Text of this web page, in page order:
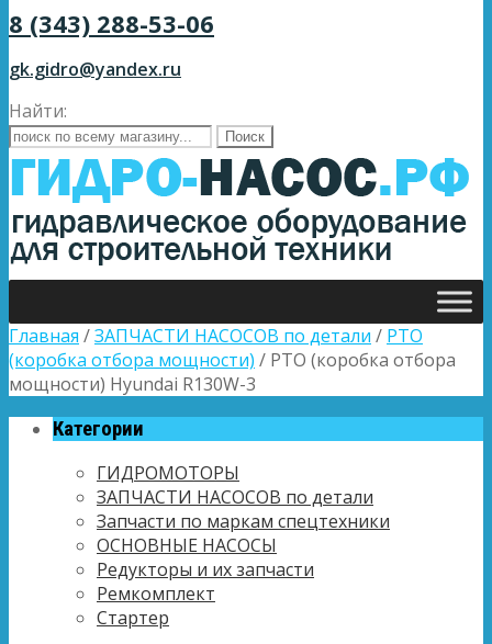
8 (343) 288-53-06
gk.gidro@yandex.ru
Найти:
Главная /ЗАПЧАСТИ НАСОСОВ по детали / PTO
(коробка отбора мощности) / PTO (коробка отбора
мощности) Hyundai R130W-3
Категории
ГИДРОМОТОРЫ
ЗАПЧАСТИ НАСОСОВ по детали
Запчасти по маркам спецтехники
ОСНОВНЫЕ НАСОСЫ
Редукторы и их запчасти
Ремкомплект
Стартер